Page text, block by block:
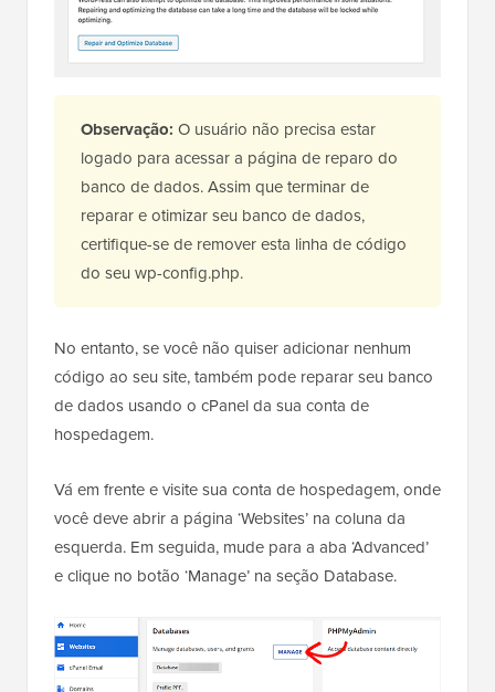
Observação: O usuário não precisa estar
logado para acessar a página de reparo do
banco de dados. Assim que terminar de
reparar e otimizar seu banco de dados,
certifique-se de remover esta linha de código
do seu wp-config.php.
No entanto, se você não quiser adicionar nenhum
código ao seu site, também pode reparar seu banco
de dados usando o cPanel da sua conta de
hospedagem.
Vá em frente e visite sua conta de hospedagem, onde
você deve abrir a página ‘Websites’ na coluna da
esquerda. Em seguida, mude para a aba ‘Advanced’
e clique no botão ‘Manage’ na seção Database.